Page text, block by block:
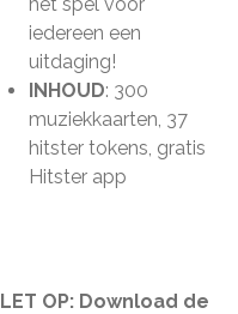
iedereen een
uitdaging!
INHOUD: 300
muziekkaarten, 37
hitster tokens, gratis
Hitster app
LET OP: Download de